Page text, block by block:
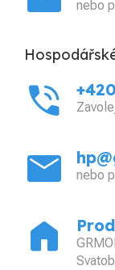
nebo
phone_in_talk
mail nebo
home